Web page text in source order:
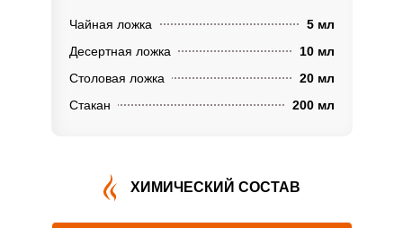
Чайная ложка
5 мл
Десертная ложка
10 мл
Столовая ложка
20 мл
Стакан
200 мл
ХИМИЧЕСКИЙ СОСТАВ